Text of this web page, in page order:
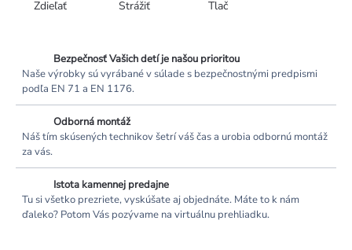
Tlač
Strážiť
Zdieľať
Bezpečnosť Vašich detí je našou prioritou
Naše výrobky sú vyrábané v súlade s bezpečnostnými predpismi
podľa EN 71 a EN 1176.
Odborná montáž
Náš tím skúsených technikov šetrí váš čas a urobia odbornú montáž
za vás.
Istota kamennej predajne
Tu si všetko prezriete, vyskúšate aj objednáte. Máte to k nám
ďaleko? Potom Vás pozývame na virtuálnu prehliadku.